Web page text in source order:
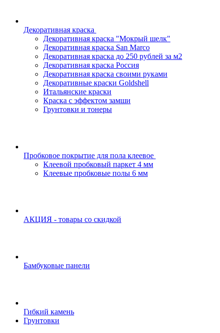
Декоративная краска
Декоративная краска "Мокрый шелк"
Декоративная краска San Marco
Декоративная краска до 250 рублей за м2
Декоративная краска Россия
Декоративная краска своими руками
Декоративные краски Goldshell
Итальянские краски
Краска с эффектом замши
Грунтовки и тонеры
Пробковое покрытие для пола клеевое
Клеевой пробковый паркет 4 мм
Клеевые пробковые полы 6 мм
АКЦИЯ - товары со скидкой
Бамбуковые панели
Гибкий камень
Грунтовки